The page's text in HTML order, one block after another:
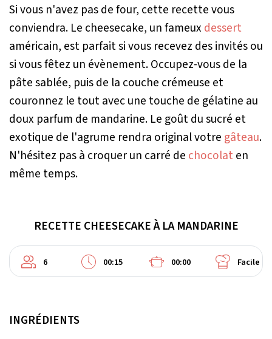
Si vous n'avez pas de four, cette recette vous
conviendra. Le cheesecake, un fameux dessert
américain, est parfait si vous recevez des invités ou
si vous fêtez un évènement. Occupez-vous de la
pâte sablée, puis de la couche crémeuse et
couronnez le tout avec une touche de gélatine au
doux parfum de mandarine. Le goût du sucré et
exotique de l'agrume rendra original votre gâteau.
N'hésitez pas à croquer un carré de chocolaten
même temps.
RECETTE CHEESECAKE À LA MANDARINE
6 00:15 00:00 Facile
INGRÉDIENTS